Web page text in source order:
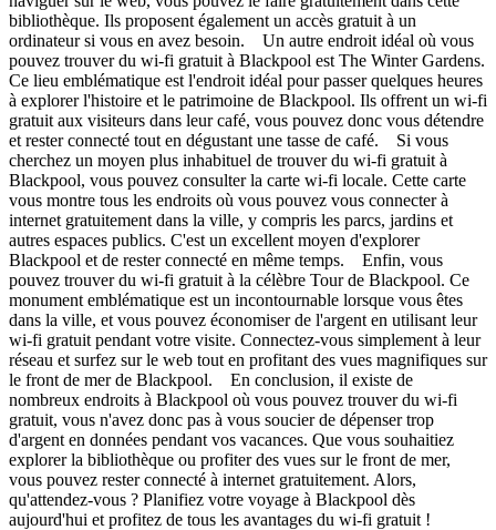
bibliothèque. Ils proposent également un accès gratuit à un
ordinateur si vous en avez besoin. Un autre endroit idéal où vous
pouvez trouver du wi-fi gratuit à Blackpool est The Winter Gardens.
Ce lieu emblématique est l'endroit idéal pour passer quelques heures
à explorer l'histoire et le patrimoine de Blackpool. Ils offrent un wi-fi
gratuit aux visiteurs dans leur café, vous pouvez donc vous détendre
et rester connecté tout en dégustant une tasse de café. Si vous
cherchez un moyen plus inhabituel de trouver du wi-fi gratuit à
Blackpool, vous pouvez consulter la carte wi-fi locale. Cette carte
vous montre tous les endroits où vous pouvez vous connecter à
internet gratuitement dans la ville, y compris les parcs, jardins et
autres espaces publics. C'est un excellent moyen d'explorer
Blackpool et de rester connecté en même temps. Enfin, vous
pouvez trouver du wi-fi gratuit à la célèbre Tour de Blackpool. Ce
monument emblématique est un incontournable lorsque vous êtes
dans la ville, et vous pouvez économiser de l'argent en utilisant leur
wi-fi gratuit pendant votre visite. Connectez-vous simplement à leur
réseau et surfez sur le web tout en profitant des vues magnifiques sur
le front de mer de Blackpool. En conclusion, il existe de
nombreux endroits à Blackpool où vous pouvez trouver du wi-fi
gratuit, vous n'avez donc pas à vous soucier de dépenser trop
d'argent en données pendant vos vacances. Que vous souhaitiez
explorer la bibliothèque ou profiter des vues sur le front de mer,
vous pouvez rester connecté à internet gratuitement. Alors,
qu'attendez-vous ? Planifiez votre voyage à Blackpool dès
aujourd'hui et profitez de tous les avantages du wi-fi gratuit !